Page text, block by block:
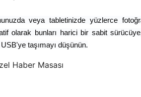
veya tabletinizde yüzlerce
olarak bunları harici bir sabit
taşımayı düşünün.
Haber Masası